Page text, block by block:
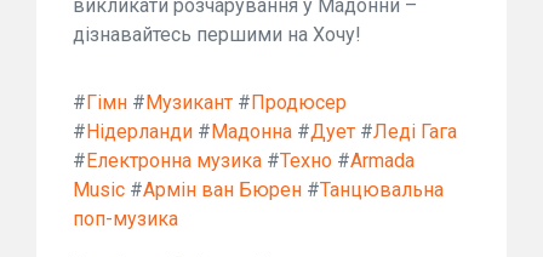
викликати розчарування у Мадонни –
дізнавайтесь першими на Хочу!
# Гімн # Музикант # Продюсер
# Нідерланди # Мадонна #Дует #Леді Гага
# Електронна музика #Техно #Armada
Music #Армін ван Бюрен #Танцювальна
поп-музика